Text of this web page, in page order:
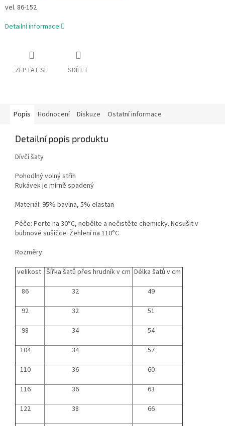
vel. 86-152
Detailní informace
ZEPTAT SE SDÍLET
Popis Hodnocení Diskuze Ostatní informace
Detailní popis produktu
Dívčí šaty
Pohodlný volný střih
Rukávek je mírně spadený
Materiál: 95% bavlna, 5% elastan
Péče: Perte na 30°C, nebělte a nečistěte chemicky. Nesušit v
bubnové sušičce. Žehlení na 110°C
Rozměry:
velikost Šířka šatů přes hrudník v cm Délka šatů v cm
86
32
49
92
32
51
98
34
54
104
34
57
110
36
60
116
36
63
122
38
66